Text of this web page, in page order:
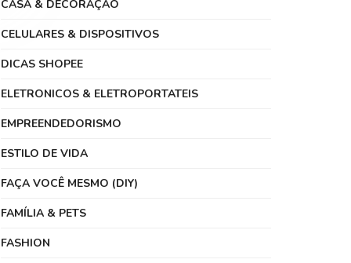
CASA & DECORAÇÃO
CELULARES & DISPOSITIVOS
DICAS SHOPEE
ELETRONICOS & ELETROPORTATEIS
EMPREENDEDORISMO
ESTILO DE VIDA
FAÇA VOCÊ MESMO (DIY)
FAMÍLIA & PETS
FASHION